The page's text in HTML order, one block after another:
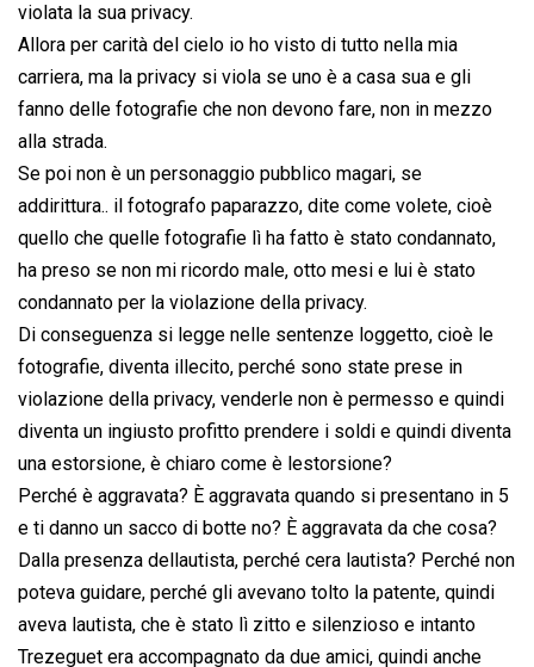
violata la sua privacy.
Allora per carità del cielo io ho visto di tutto nella mia
carriera, ma la privacy si viola se uno è a casa sua e gli
fanno delle fotografie che non devono fare, non in mezzo
alla strada.
Se poi non è un personaggio pubblico magari, se
addirittura.. il fotografo paparazzo, dite come volete, cioè
quello che quelle fotografie lì ha fatto è stato condannato,
ha preso se non mi ricordo male, otto mesi e lui è stato
condannato per la violazione della privacy.
Di conseguenza si legge nelle sentenze loggetto, cioè le
fotografie, diventa illecito, perché sono state prese in
violazione della privacy, venderle non è permesso e quindi
diventa un ingiusto profitto prendere i soldi e quindi diventa
una estorsione, è chiaro come è lestorsione?
Perché è aggravata? È aggravata quando si presentano in 5
e ti danno un sacco di botte no? È aggravata da che cosa?
Dalla presenza dellautista, perché cera lautista? Perché non
poteva guidare, perché gli avevano tolto la patente, quindi
aveva lautista, che è stato lì zitto e silenzioso e intanto
Trezeguet era accompagnato da due amici, quindi anche